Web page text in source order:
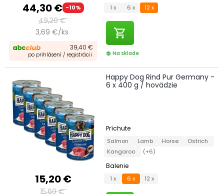
44,30 € -10%
49,20 €
3,69 €/ks
39,40 €
po prihlásení / registrácii
1 x 6 x 12 x
shopping_cart
check_circle Na sklade
15,20 €
15,60 €
Happy Dog Rind Pur Germany -
6 x 400 g / hovädzie
Príchute
Salmon Lamb Horse
Ostrich
Kangaroo
(+6)
Balenie
1 x 6 x 12 x